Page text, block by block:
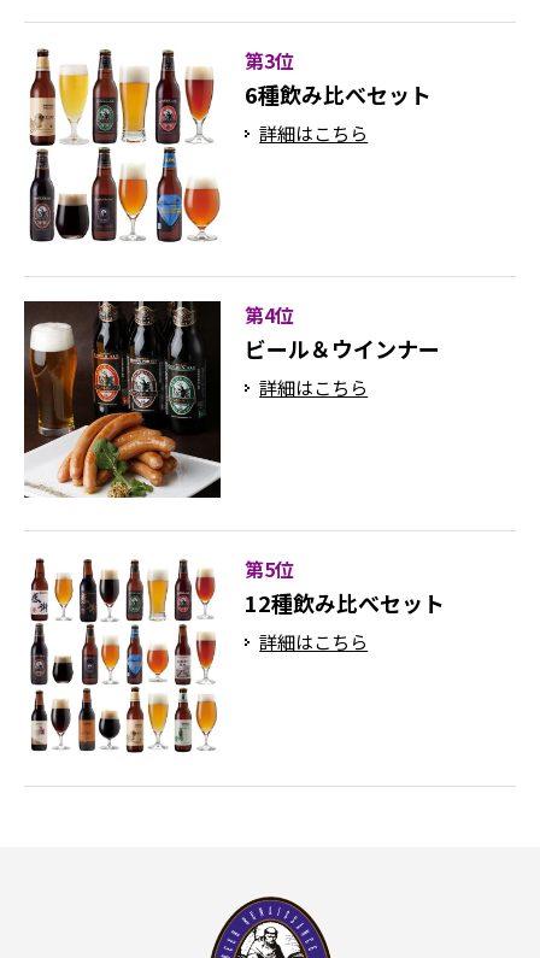
第3位
6種飲み比べセット
詳細はこちら
第4位
ビール＆ウインナー
詳細はこちら
第5位
12種飲み比べセット
詳細はこちら